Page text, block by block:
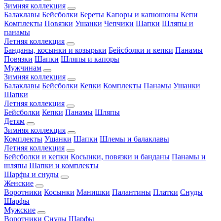
Зимняя коллекция
Балаклавы Бейсболки Береты Капоры и капюшоны Кепи
Комплекты Повязки Ушанки Чепчики Шапки Шляпы и
панамы
Летняя коллекция
Банданы, косынки и козырьки Бейсболки и кепки Панамы
Повязки Шапки Шляпы и капоры
Мужчинам
Зимняя коллекция
Балаклавы Бейсболки Кепки Комплекты Панамы Ушанки
Шапки
Летняя коллекция
Бейсболки Кепки Панамы Шляпы
Детям
Зимняя коллекция
Комплекты Ушанки Шапки Шлемы и балаклавы
Летняя коллекция
Бейсболки и кепки Косынки, повязки и банданы Панамы и
шляпы Шапки и комплекты
Шарфы и снуды
Женские
Воротники Косынки Манишки Палантины Платки Снуды
Шарфы
Мужские
Воротники Снуды Шарфы